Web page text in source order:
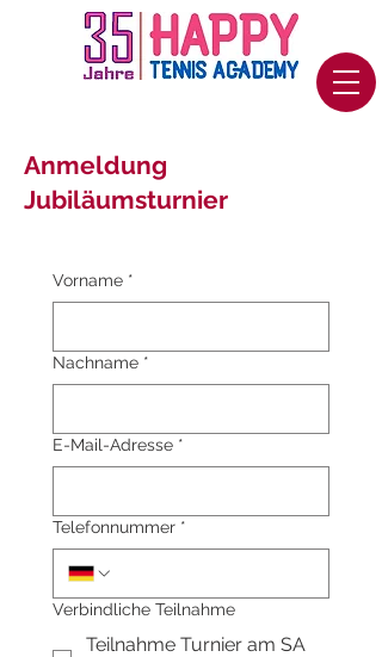
Anmeldung
Jubiläumsturnier
Vorname *
Nachname *
E-Mail-Adresse *
Telefonnummer *
Verbindliche Teilnahme
Teilnahme Turnier am SA